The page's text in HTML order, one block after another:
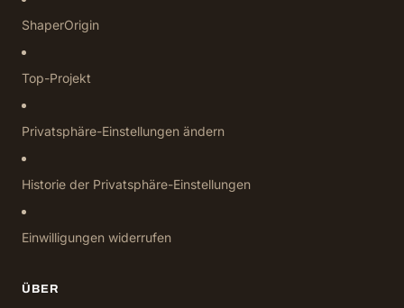
ShaperOrigin
Top-Projekt
Privatsphäre-Einstellungen ändern
Historie der Privatsphäre-Einstellungen
Einwilligungen widerrufen
ÜBER